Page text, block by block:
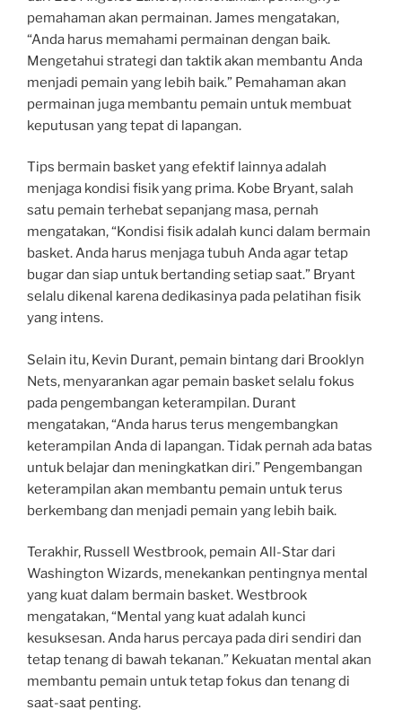
pemahaman akan permainan. James mengatakan,
“Anda harus memahami permainan dengan baik.
Mengetahui strategi dan taktik akan membantu Anda
menjadi pemain yang lebih baik.” Pemahaman akan
permainan juga membantu pemain untuk membuat
keputusan yang tepat di lapangan.
Tips bermain basket yang efektif lainnya adalah
menjaga kondisi fisik yang prima. Kobe Bryant, salah
satu pemain terhebat sepanjang masa, pernah
mengatakan, “Kondisi fisik adalah kunci dalam bermain
basket. Anda harus menjaga tubuh Anda agar tetap
bugar dan siap untuk bertanding setiap saat.” Bryant
selalu dikenal karena dedikasinya pada pelatihan fisik
yang intens.
Selain itu, Kevin Durant, pemain bintang dari Brooklyn
Nets, menyarankan agar pemain basket selalu fokus
pada pengembangan keterampilan. Durant
mengatakan, “Anda harus terus mengembangkan
keterampilan Anda di lapangan. Tidak pernah ada batas
untuk belajar dan meningkatkan diri.” Pengembangan
keterampilan akan membantu pemain untuk terus
berkembang dan menjadi pemain yang lebih baik.
Terakhir, Russell Westbrook, pemain All-Star dari
Washington Wizards, menekankan pentingnya mental
yang kuat dalam bermain basket. Westbrook
mengatakan, “Mental yang kuat adalah kunci
kesuksesan. Anda harus percaya pada diri sendiri dan
tetap tenang di bawah tekanan.” Kekuatan mental akan
membantu pemain untuk tetap fokus dan tenang di
saat-saat penting.